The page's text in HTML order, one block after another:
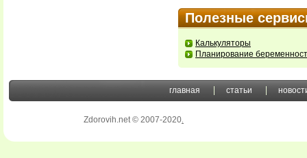
Полезные
Калькуляторы
Планирование
главная статьи
Zdorovih.net © 2007-2020